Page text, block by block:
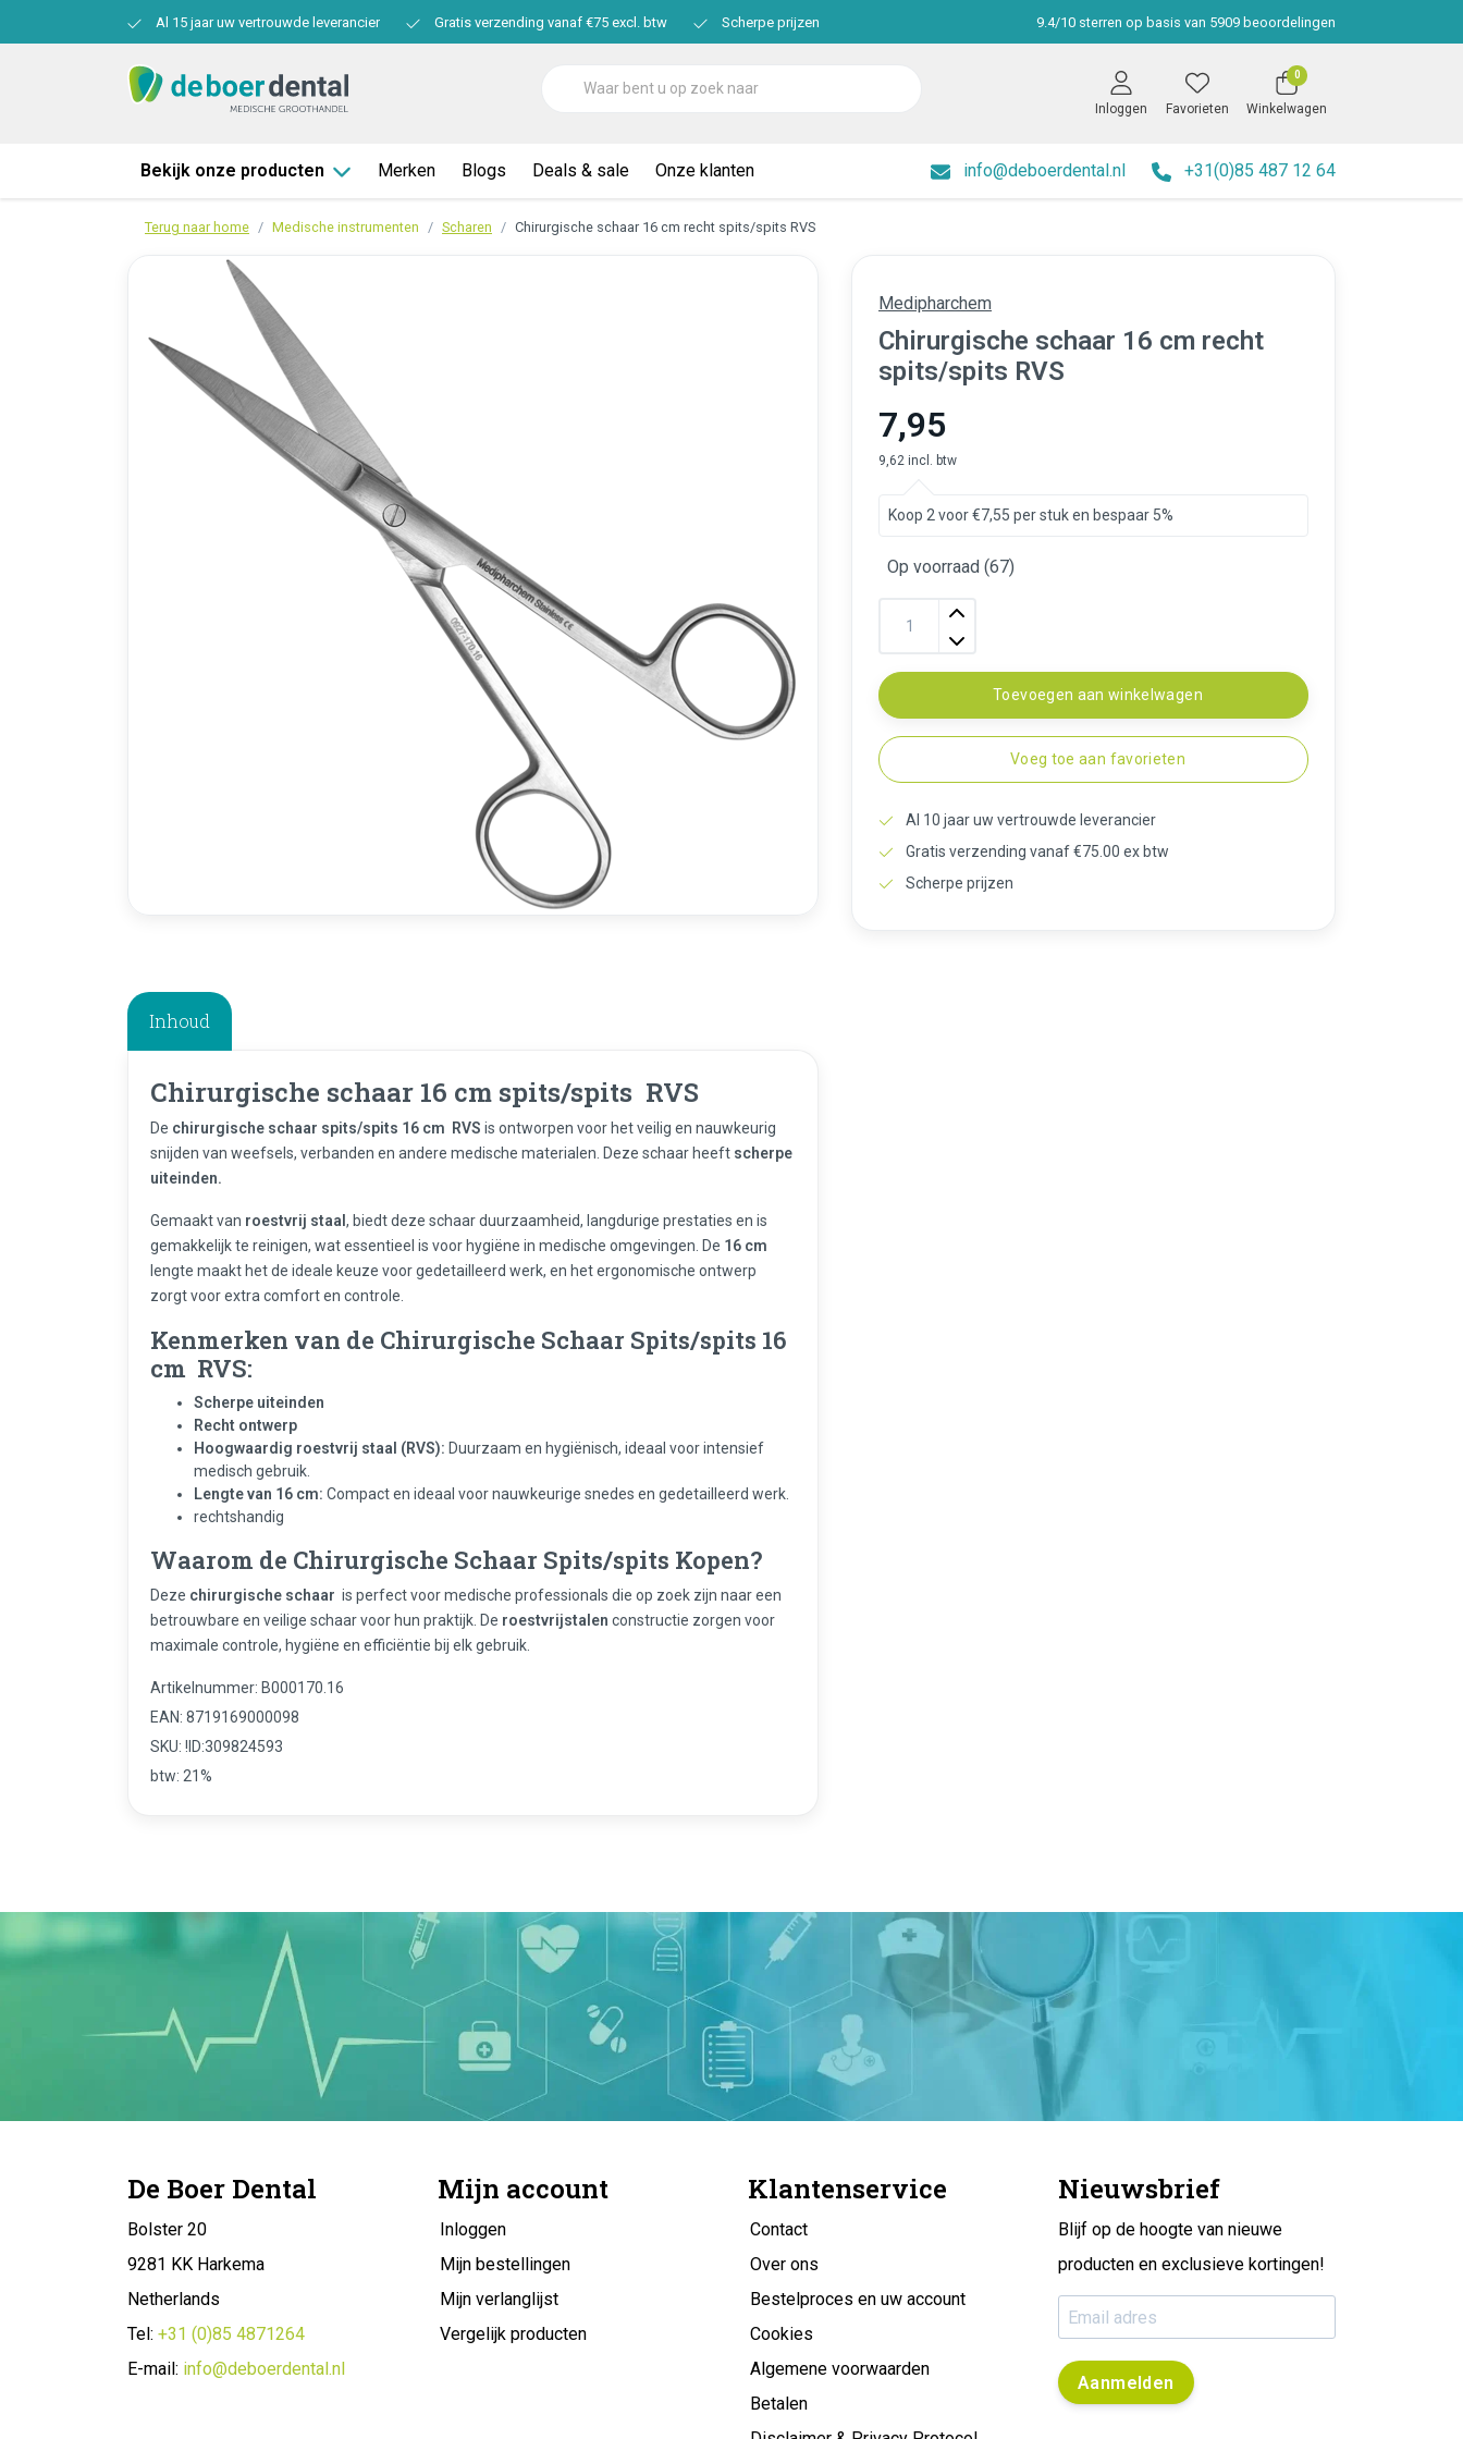
Al 15 jaar uw vertrouwde leverancier Gratis verzending vanaf €75 excl. btw Scherpe prijzen 9.4/10 sterren op basis van 5909 beoordelingen
Inloggen Favorieten
0
Winkelwagen
Bekijk onze producten Merken Blogs Deals & sale Onze klanten info@deboerdental.nl +31(0)85 487 12 64
Terug naar home Medische instrumenten Scharen Chirurgische schaar 16 cm recht spits/spits RVS
Medipharchem
Chirurgische schaar 16 cm recht
spits/spits RVS
7,95
9,62 incl. btw
Koop 2 voor €7,55 per stuk en bespaar 5%
Op voorraad (67)
Toevoegen aan winkelwagen
Voeg toe aan favorieten
Al 10 jaar uw vertrouwde leverancier
Gratis verzending vanaf €75.00 ex btw
Scherpe prijzen
Inhoud
Chirurgische schaar 16 cm spits/spits RVS
De chirurgische schaar spits/spits 16 cm RVS is ontworpen voor het veilig en nauwkeurig
snijden van weefsels, verbanden en andere medische materialen. Deze schaar heeft scherpe
uiteinden.
Gemaakt van roestvrij staal , biedt deze schaar duurzaamheid, langdurige prestaties en is
gemakkelijk te reinigen, wat essentieel is voor hygiëne in medische omgevingen. De 16 cm
lengte maakt het de ideale keuze voor gedetailleerd werk, en het ergonomische ontwerp
zorgt voor extra comfort en controle.
Kenmerken van de Chirurgische Schaar Spits/spits 16
cm RVS:
Scherpe uiteinden
Recht ontwerp
Hoogwaardig roestvrij staal (RVS): Duurzaam en hygiënisch, ideaal voor intensief
medisch gebruik.
Lengte van 16 cm: Compact en ideaal voor nauwkeurige snedes en gedetailleerd werk.
rechtshandig
Waarom de Chirurgische Schaar Spits/spits Kopen?
Deze chirurgische schaar is perfect voor medische professionals die op zoek zijn naar een
betrouwbare en veilige schaar voor hun praktijk. De roestvrijstalen constructie zorgen voor
maximale controle, hygiëne en efficiëntie bij elk gebruik.
Artikelnummer: B000170.16
EAN: 8719169000098
SKU: !ID:309824593
btw: 21%
De Boer Dental
Bolster 20
9281 KK Harkema
Netherlands
Tel: +31 (0)85 4871264
E-mail: info@deboerdental.nl
Mijn account
Inloggen
Mijn bestellingen
Mijn verlanglijst
Vergelijk producten
Klantenservice
Contact
Over ons
Bestelproces en uw account
Cookies
Algemene voorwaarden
Betalen
Nieuwsbrief
Blijf op de hoogte van nieuwe
producten en exclusieve kortingen!
Aanmelden